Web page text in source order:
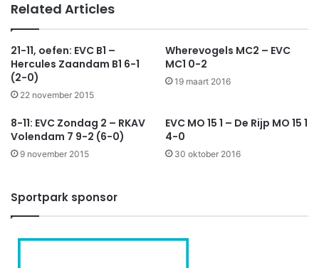
Related Articles
21-11, oefen: EVC B1 –
Hercules Zaandam B1 6-1
(2-0)
22 november 2015
Wherevogels MC2 – EVC
MC1 0-2
19 maart 2016
8-11: EVC Zondag 2 – RKAV
Volendam 7 9-2 (6-0)
9 november 2015
EVC MO 15 1 – De Rijp MO 15 1
4-0
30 oktober 2016
Sportpark sponsor